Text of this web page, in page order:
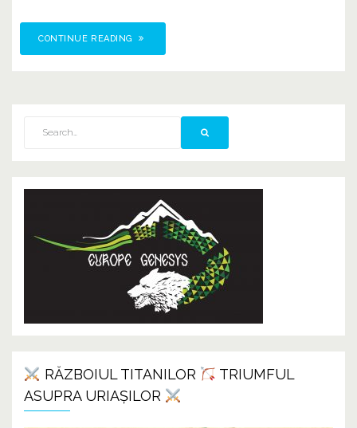
CONTINUE READING
RĂZBOIUL TITANILOR
TRIUMFUL
ASUPRA URIAȘILOR